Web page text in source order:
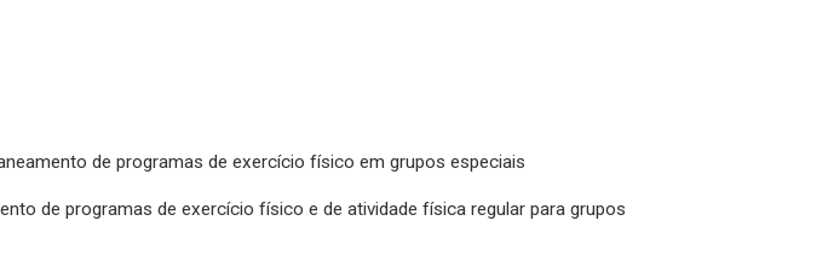
de programas de exercício físico em grupos especiais
de programas de exercício físico e de atividade física regular para grupos